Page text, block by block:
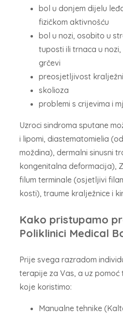
bol u donjem dijelu
fizičkom aktivnošću
bol u nozi, osobito u
tuposti ili trnaca u
grčevi
preosjetljivost
skolioza
problemi s crijevima i
Uzroci sindroma sputane
i lipomi, diastematomielia
moždina), dermalni sinusni
kongenitalna deformacija),
filum terminale (osjetljivi
kosti), traume kralježnice i
Kako pristupamo
Poliklinici Medical
Prije svega razradom
terapije za Vas, a uz pomoć
koje koristimo:
Manualne tehnike